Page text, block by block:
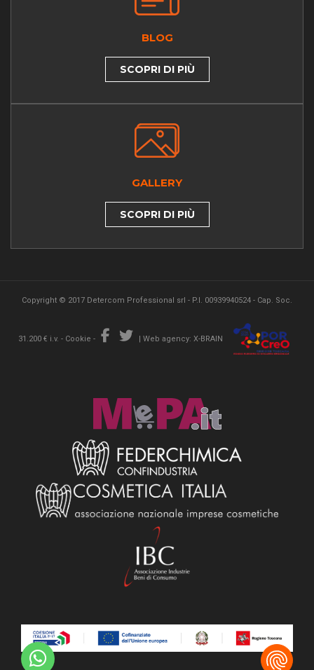
BLOG
SCOPRI DI PIÙ
GALLERY
SCOPRI DI PIÙ
Copyright © 2017 Detercom Professional srl - P.I. 00939940524 - Cap. Soc.
31.200 € i.v. - Cookie - | Web agency: X-BRAIN